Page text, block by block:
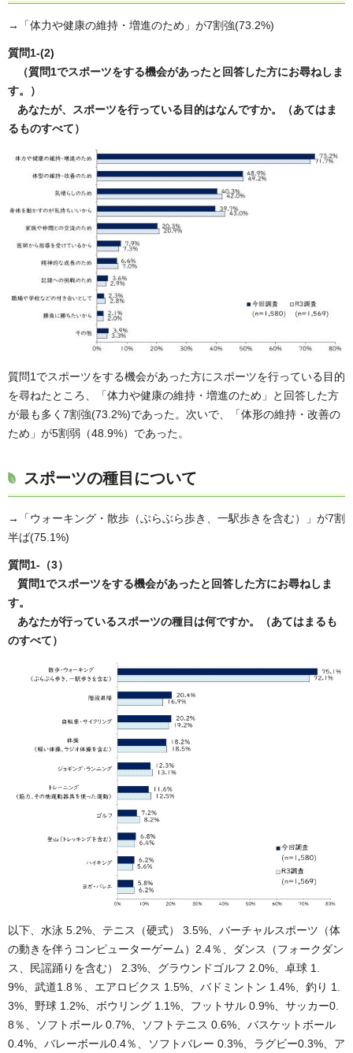
→「体力や健康の維持・増進のため」が7割強(73.2%)
質問1-(2)
（質問1でスポーツをする機会があったと回答した方にお尋ねしま
す。）
あなたが、スポーツを行っている目的はなんですか。（あてはま
るものすべて）
質問1でスポーツをする機会があった方にスポーツを行っている目的
を尋ねたところ、「体力や健康の維持・増進のため」と回答した方
が最も多く7割強(73.2%)であった。次いで、「体形の維持・改善の
ため」が5割弱（48.9%）であった。
スポーツの種目について
→「ウォーキング・散歩（ぶらぶら歩き、一駅歩きを含む）」が7割
半ば(75.1%)
質問1-（3）
質問1でスポーツをする機会があったと回答した方にお尋ねしま
す。
あなたが行っているスポーツの種目は何ですか。（あてはまるも
のすべて）
以下、水泳 5.2%、テニス（硬式） 3.5%、バーチャルスポーツ（体
の動きを伴うコンピューターゲーム）2.4％、ダンス（フォークダン
ス、民謡踊りを含む） 2.3%、グラウンドゴルフ 2.0%、卓球 1.
9%、武道1.8％、エアロビクス 1.5%、バドミントン 1.4%、釣り 1.
3%、野球 1.2%、ボウリング 1.1%、フットサル 0.9%、サッカー0.
8％、ソフトボール 0.7%、ソフトテニス 0.6%、バスケットボール
0.4%、バレーボール0.4％、ソフトバレー 0.3%、ラグビー0.3%、ア